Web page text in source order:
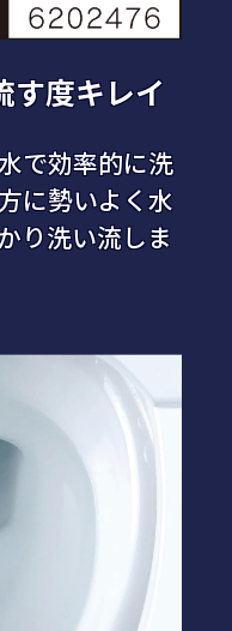
す度キレイ
で効率的に洗
に勢いよく水
り洗い流しま